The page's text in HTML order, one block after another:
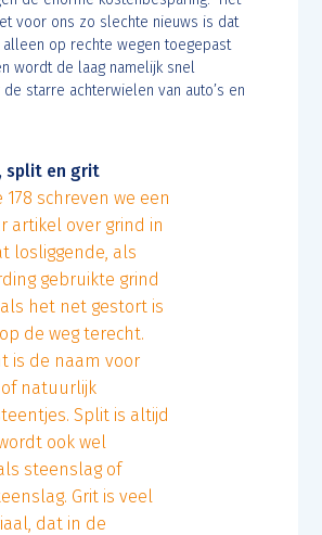
voor ons zo slechte nieuws is dat
op rechte wegen toegepast
wordt de laag namelijk snel
starre achterwielen van auto’s en
split en grit
178 schreven we een
artikel over grind in
losliggende, als
gebruikte grind
het net gestort is
de weg terecht.
is de naam voor
natuurlijk
Split is altijd
ook wel
steenslag of
Grit is veel
dat in de